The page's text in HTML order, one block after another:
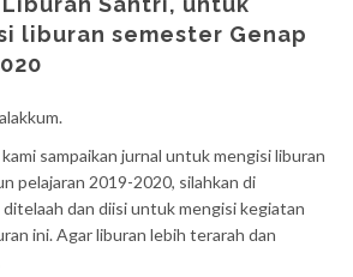
liburan semester Genap
sampaikan jurnal untuk mengisi liburan
pelajaran 2019-2020, silahkan di
dan diisi untuk mengisi kegiatan
ini. Agar liburan lebih terarah dan